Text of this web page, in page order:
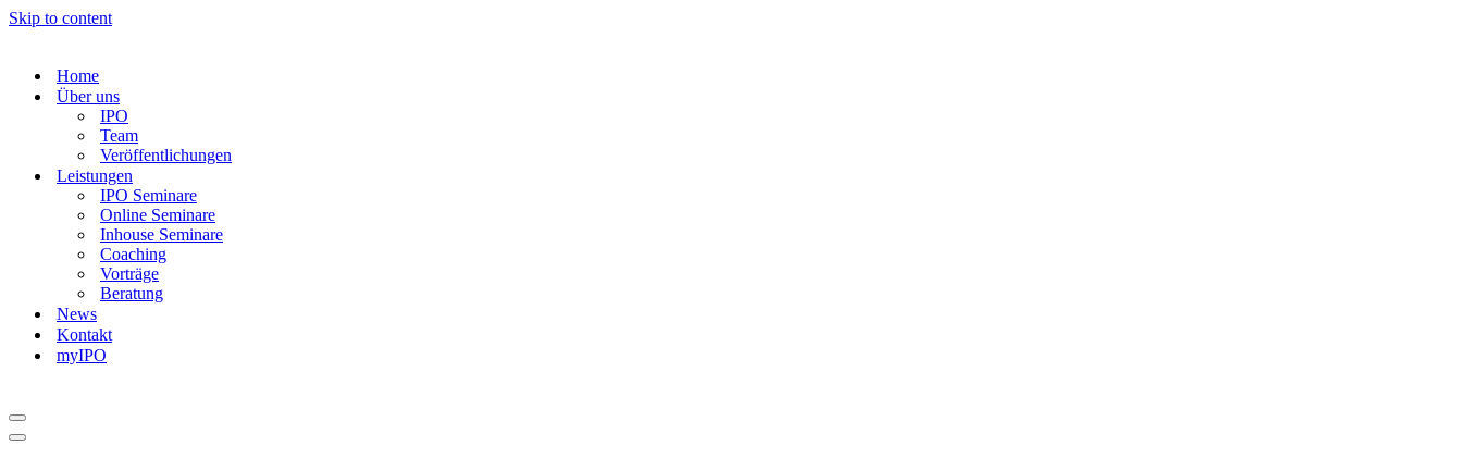
Skip to content
Home
Über uns
IPO
Team
Veröffentlichungen
Leistungen
IPO Seminare
Online Seminare
Inhouse Seminare
Coaching
Vorträge
Beratung
News
Kontakt
myIPO
Navigation
Menu
Navigation